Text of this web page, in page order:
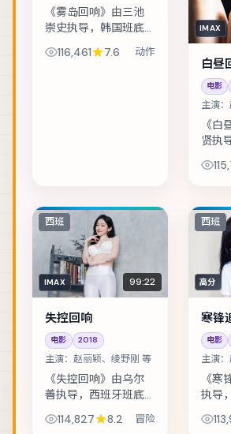
《雾岛回响》由三池
崇史执导，韩国班底
制作，类型定位为动
作。马戏团巡演最后
116,461 7.6 动作
IMAX
白昼
电影
主演：
《白
贤执
作，
剧。
入更
包括
镁、
次...
西班
IMAX 99:22
失控回响
电影 2018
主演： 赵丽颖、绫野刚 等
《失控回响》由乌尔
善执导，西班牙班底
制作，类型定位为冒
险。双胞胎互换身份
114,827 8.2 冒险
西班
高分
寒锋
电影
主演：
切特 等
《寒
执导
作，
罪。